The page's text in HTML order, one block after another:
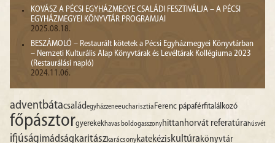
KOVÁSZ A PÉCSI EGYHÁZMEGYE CSALÁDI FESZTIVÁLJA – A PÉCSI
EGYHÁZMEGYEI KÖNYVTÁR PROGRAMJAI
2025.08.18.
BESZÁMOLÓ – Restaurált kötetek a Pécsi Egyházmegyei Könyvtárban
– Nemzeti Kulturális Alap Könyvtárak és Levéltárak Kollégiuma 2023
(Restaurálási napló)
2024.11.06.
adventbátacsaládegyházzeneeucharisztia Ferenc pápaférfitalálkozó
főpásztorgyerekekhavas boldogasszonyhittanhorvát referatúrahúsvét
ifjúságimádságkaritászkarácsonykatekéziskultúra könyvtár